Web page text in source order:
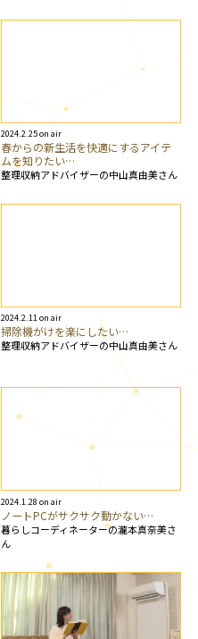
2024.2.25 on air
春からの新生活を快適にするアイテ
ムを知りたい…
整理収納アドバイザーの中山真由美さん
2024.2.11 on air
掃除機がけを楽にしたい…
整理収納アドバイザーの中山真由美さん
2024.1.28 on air
ノートPCがサクサク動かない…
暮らしコーディネーターの瀧本真奈美さ
ん